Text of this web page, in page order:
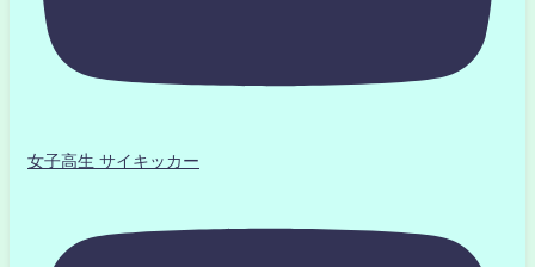
女子高生 サイキッカー